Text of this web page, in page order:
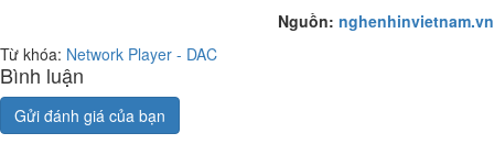
Nguồn: nghenhinvietnam.vn
Từ khóa: Network Player - DAC
Bình luận
Gửi đánh giá của bạn